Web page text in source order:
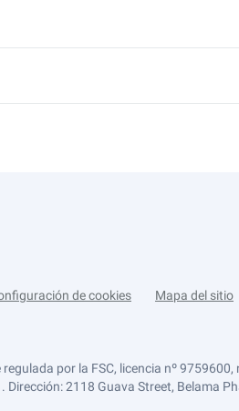
de cookies Mapa del sitio
por la FSC, licencia nº
2118 Guava Street, Belama